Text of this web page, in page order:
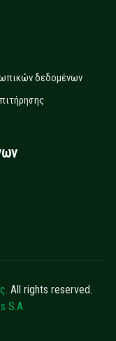
δεδομένων
All rights reserved.
S.A.